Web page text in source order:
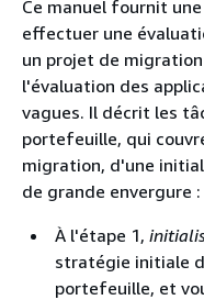
Ce manuel fournit
effectuer une
un projet de
l'évaluation des
vagues. Il décrit les
portefeuille, qui
migration, d'une
de grande envergure :
À l'étape 1,
stratégie initiale
portefeuille, et